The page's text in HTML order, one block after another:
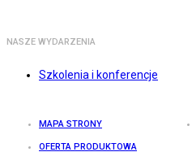
NASZE WYDARZENIA
Szkolenia i konferencje
MAPA STRONY
OFERTA PRODUKTOWA